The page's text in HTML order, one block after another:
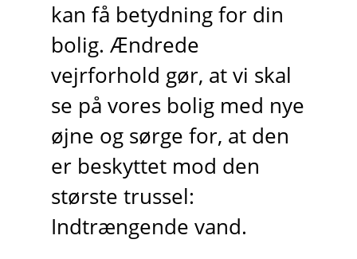
kan få betydning for din
bolig. Ændrede
vejrforhold gør, at vi skal
se på vores bolig med nye
øjne og sørge for, at den
er beskyttet mod den
største trussel:
Indtrængende vand.